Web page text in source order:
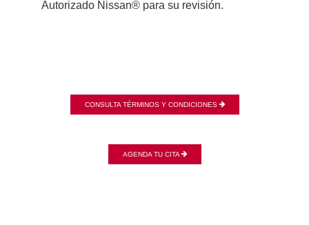
Autorizado Nissan® para su revisión.
CONSULTA TÉRMINOS Y CONDICIONES
AGENDA TU CITA